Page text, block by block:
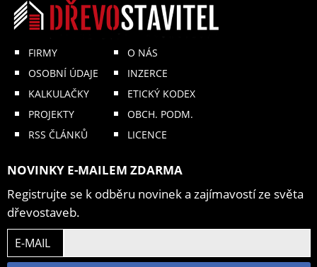
FIRMY
OSOBNÍ ÚDAJE
KALKULAČKY
PROJEKTY
RSS ČLÁNKŮ
O NÁS
INZERCE
ETICKÝ KODEX
OBCH. PODM.
LICENCE
NOVINKY E-MAILEM ZDARMA
Registrujte se k odběru novinek a zajímavostí ze světa
dřevostaveb.
E-MAIL